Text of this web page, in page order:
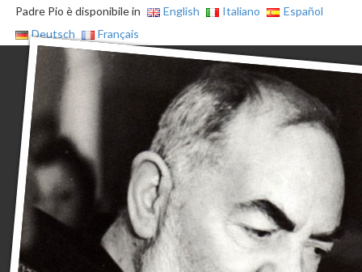
Padre Pio è disponibile in English Italiano
Español
Deutsch
Français